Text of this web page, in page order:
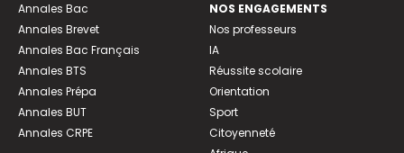
Annales Bac
Annales Brevet
Annales Bac Français
Annales BTS
Annales Prépa
Annales BUT
Annales CRPE
NOS ENGAGEMENTS
Nos professeurs
IA
Réussite scolaire
Orientation
Sport
Citoyenneté